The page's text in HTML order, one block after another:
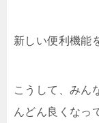
新しい便利機能
こうして、みん
んどん良くなっ